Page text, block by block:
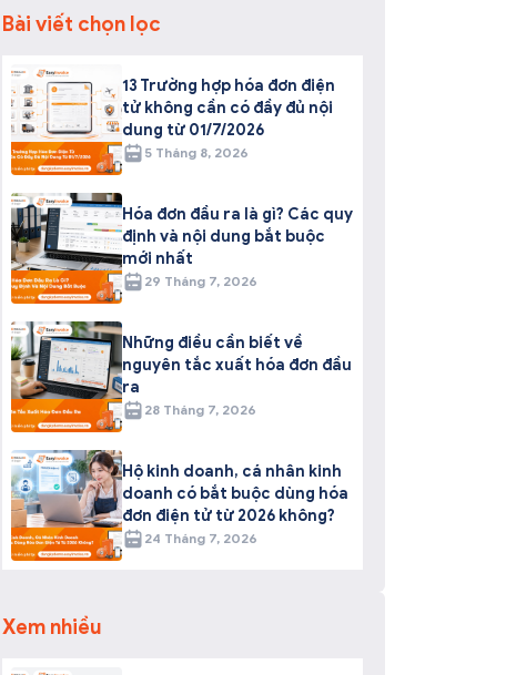
Bài viết chọn lọc
13 Trường hợp hóa đơn điện
tử không cần có đầy đủ nội
dung từ 01/7/2026
5 Tháng 8, 2026
Hóa đơn đầu ra là gì? Các quy
định và nội dung bắt buộc
mới nhất
29 Tháng 7, 2026
Những điều cần biết về
nguyên tắc xuất hóa đơn đầu
ra
28 Tháng 7, 2026
Hộ kinh doanh, cá nhân kinh
doanh có bắt buộc dùng hóa
đơn điện tử từ 2026 không?
24 Tháng 7, 2026
Xem nhiều